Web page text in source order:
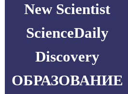
New Scientist
ScienceDaily
Discovery
ОБРАЗОВАНИЕ